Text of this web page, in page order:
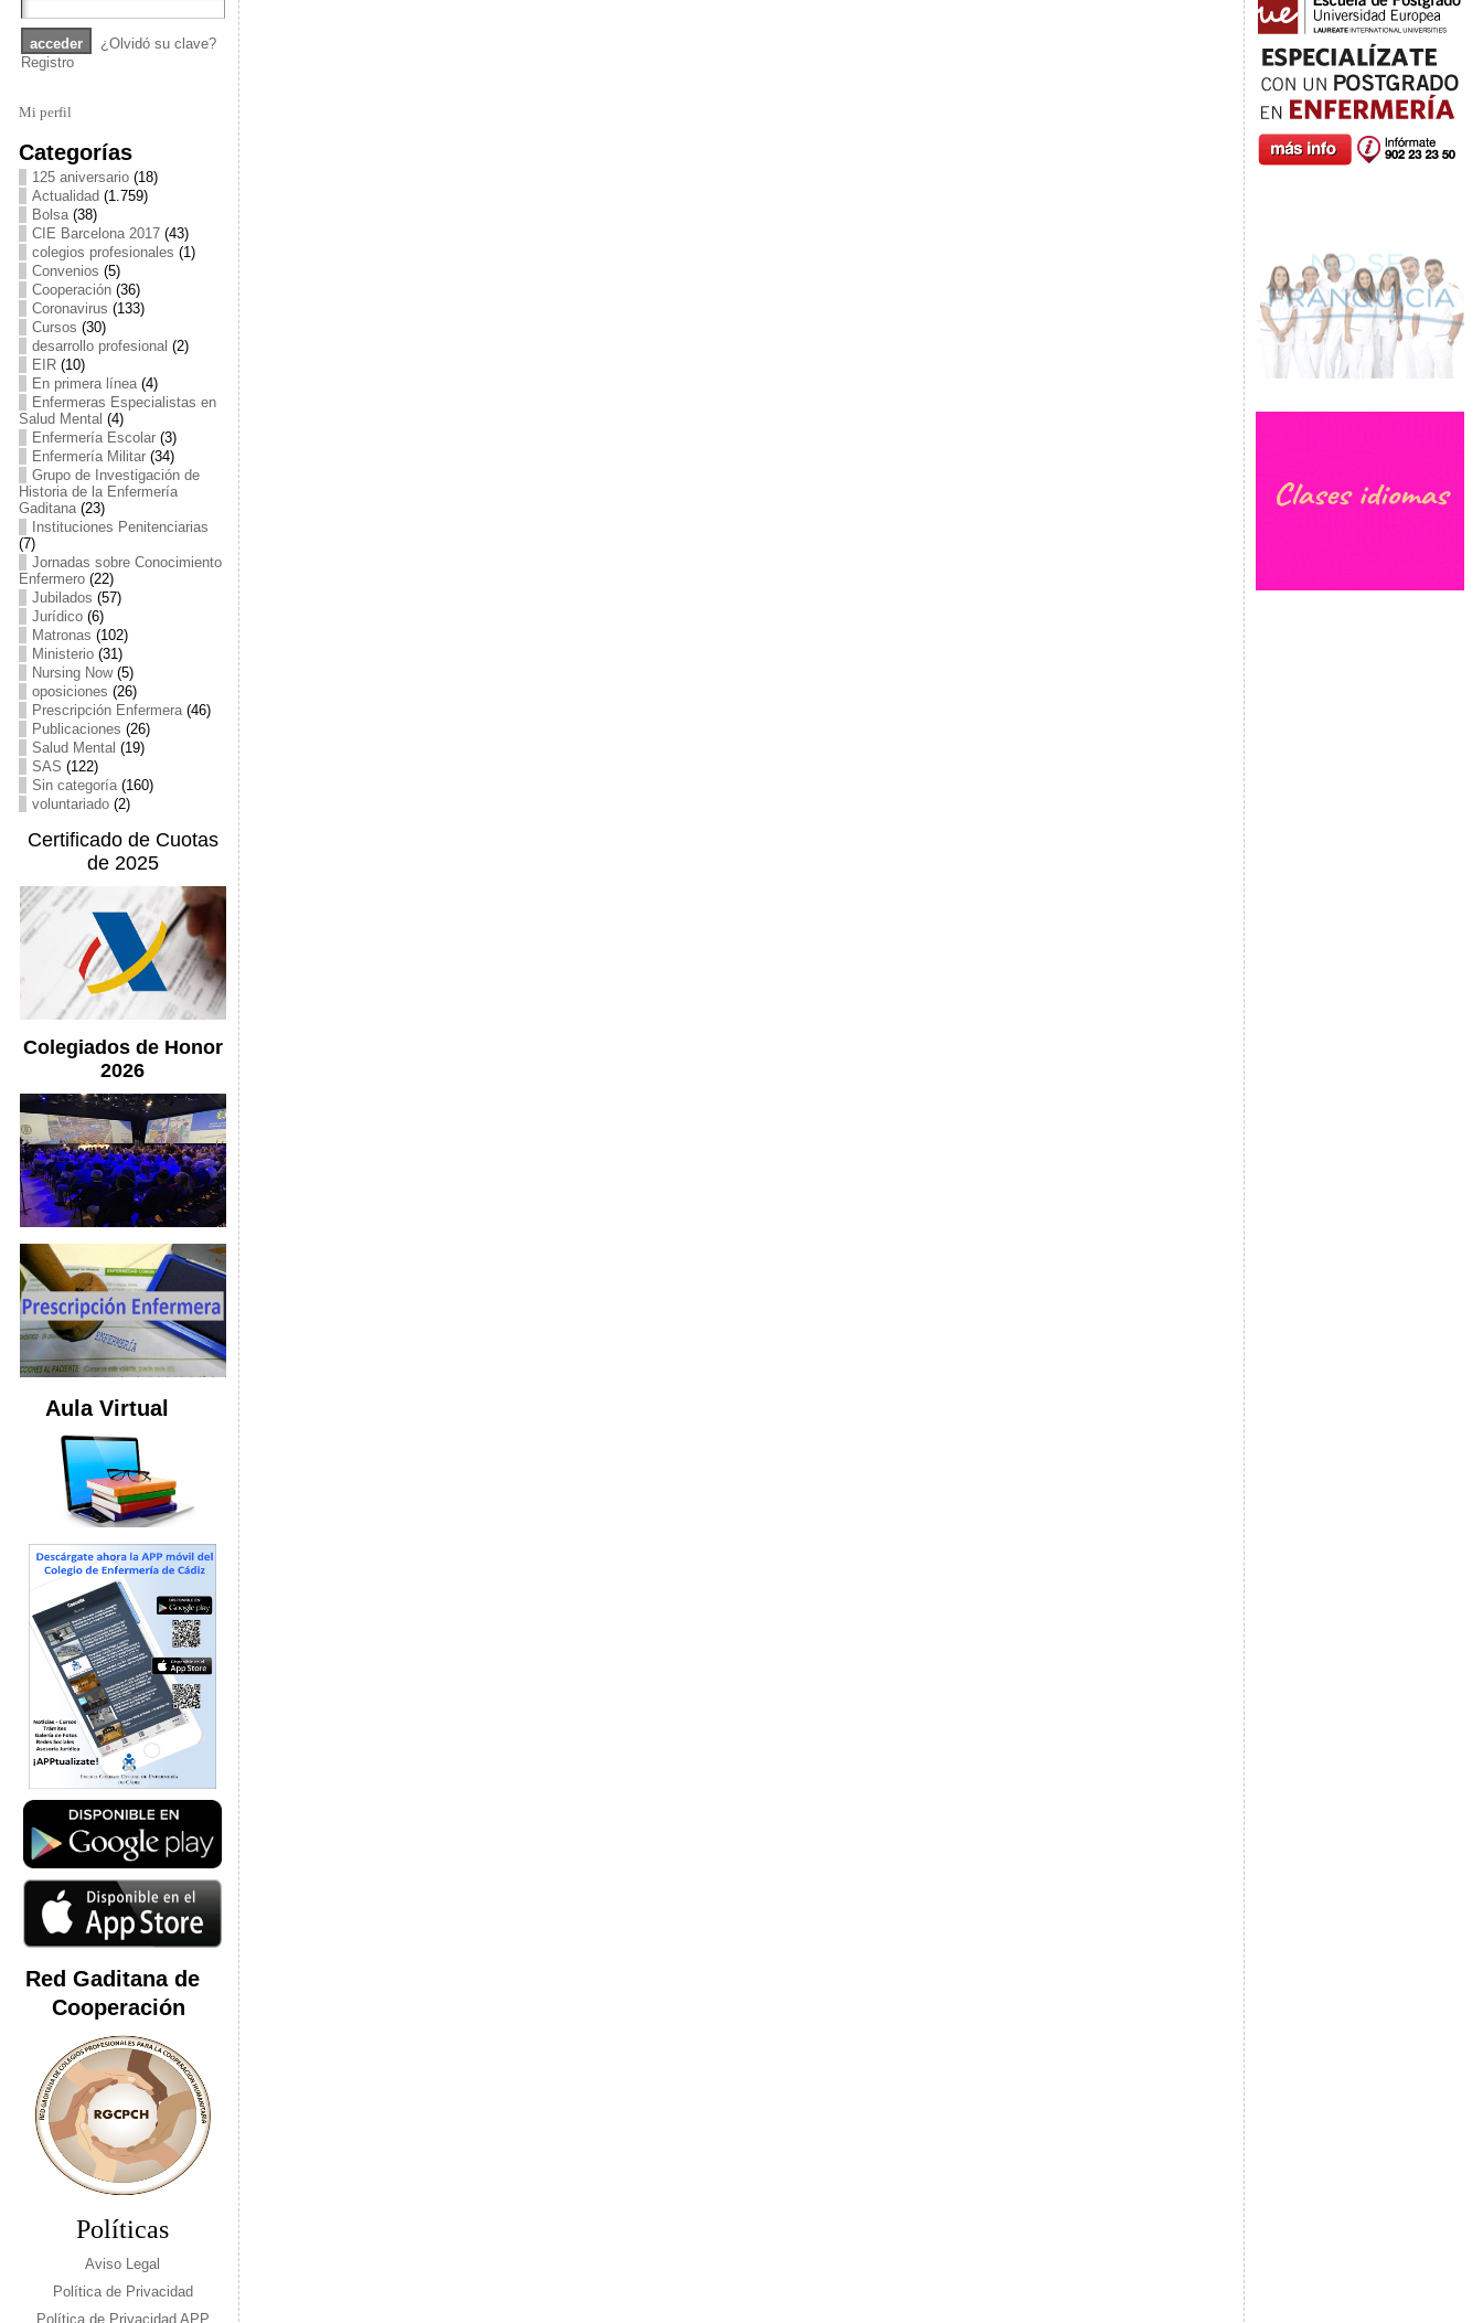
¿Olvidó su clave?
Registro
Mi perfil
Categorías
125 aniversario(18)
Actualidad (1.759)
Bolsa(38)
CIE Barcelona 2017(43)
colegios profesionales (1)
Convenios (5)
Cooperación(36)
Coronavirus (133)
Cursos (30)
desarrollo profesional (2)
EIR(10)
En primera línea(4)
Enfermeras Especialistas en
Salud Mental (4)
Enfermería Escolar(3)
Enfermería Militar(34)
Grupo de Investigación de
Historia de la Enfermería
Gaditana(23)
Instituciones Penitenciarias
(7)
Jornadas sobre Conocimiento
Enfermero(22)
Jubilados (57)
Jurídico(6)
Matronas (102)
Ministerio(31)
Nursing Now(5)
oposiciones (26)
Prescripción Enfermera(46)
Publicaciones (26)
Salud Mental (19)
SAS (122)
Sin categoría(160)
voluntariado(2)
Certificado de Cuotas
de 2025
Colegiados de Honor
2026
Aula Virtual
Red Gaditana de
Cooperación
Políticas
Aviso Legal
Política de Privacidad
Política de Privacidad APP